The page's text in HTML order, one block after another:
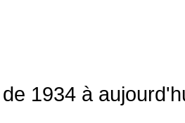
1934 à